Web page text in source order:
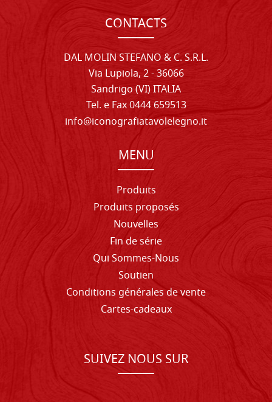
CONTACTS
DAL MOLIN STEFANO & C. S.R.L.
Via Lupiola, 2 - 36066
Sandrigo (VI) ITALIA
Tel. e Fax 0444 659513
info@iconografiatavolelegno.it
MENU
Produits
Produits proposés
Nouvelles
Fin de série
Qui Sommes-Nous
Soutien
Conditions générales de vente
Cartes-cadeaux
SUIVEZ NOUS SUR